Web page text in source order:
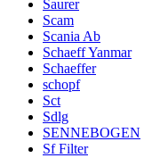
Saurer
Scam
Scania Ab
Schaeff Yanmar
Schaeffer
schopf
Sct
Sdlg
SENNEBOGEN
Sf Filter